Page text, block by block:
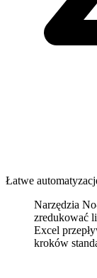
Łatwe
Narzędzia
zredukować
Excel
kroków